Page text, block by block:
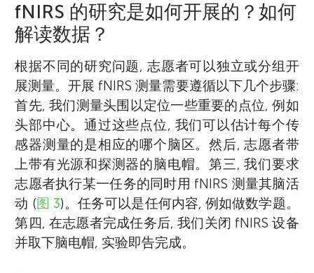
fNIRS 的研究是如何开展的？如何
解读数据？
根据不同的研究问题, 志愿者可以独立或分组开
展测量。开展 fNIRS 测量需要遵循以下几个步骤:
首先, 我们测量头围以定位一些重要的点位, 例如
头部中心。通过这些点位, 我们可以估计每个传
感器测量的是相应的哪个脑区。然后, 志愿者带
上带有光源和探测器的脑电帽。第三, 我们要求
志愿者执行某一任务的同时用 fNIRS 测量其脑活
动 (图 3)。任务可以是任何内容, 例如做数学题。
第四, 在志愿者完成任务后, 我们关闭 fNIRS 设备
并取下脑电帽, 实验即告完成。